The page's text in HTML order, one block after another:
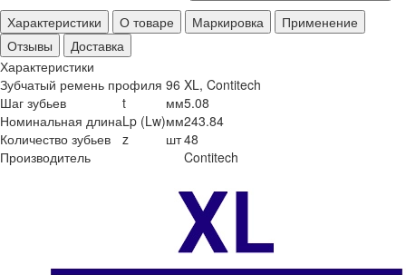
Характеристики
О товаре Маркировка
Применение
Отзывы
Доставка
Характеристики
Зубчатый ремень профиля 96 XL, Contitech
Шаг зубьев
t мм5.08
Номинальная длинаLp (Lw)мм243.84
Количество зубьев
z шт48
Производитель
Contitech